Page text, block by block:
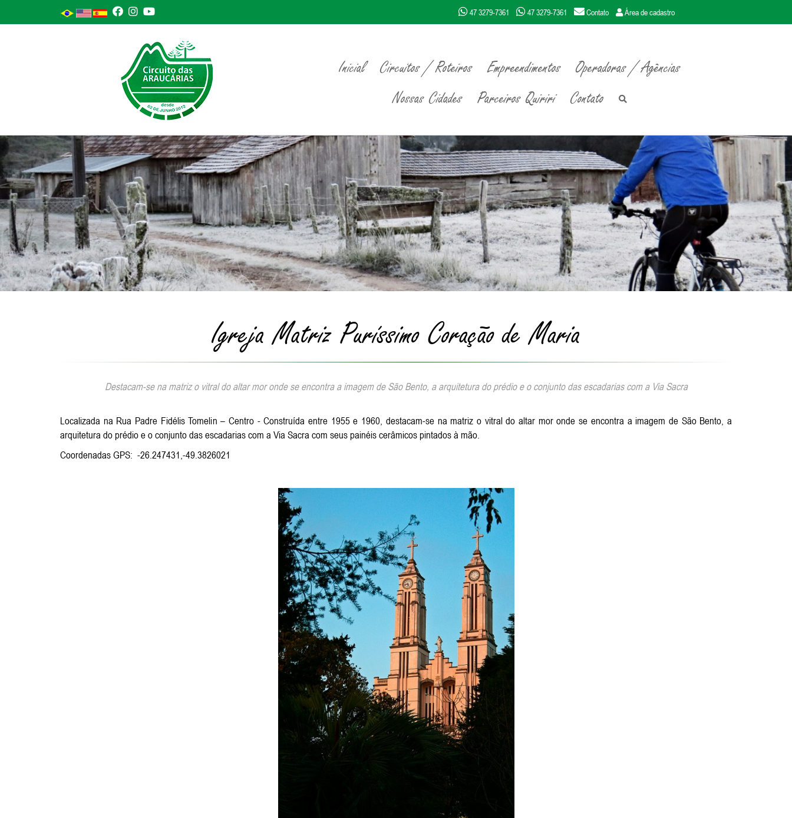
47 3279-7361 47 3279-7361 Contato Área de cadastro
Inicial Circuitos / Roteiros Empreendimentos
Operadoras / Agências
Nossas Cidades
Parceiros Quiriri Contato
Igreja Matriz Puríssimo Coração de Maria
Destacam-se na matriz o vitral do altar mor onde se encontra a imagem de São Bento, a arquitetura do prédio e o conjunto das escadarias com a Via Sacra
Localizada na Rua Padre Fidélis Tomelin – Centro - Construída entre 1955 e 1960, destacam-se na matriz o vitral do altar mor onde se encontra a imagem de São Bento, a
arquitetura do prédio e o conjunto das escadarias com a Via Sacra com seus painéis cerâmicos pintados à mão.
Coordenadas GPS: -26.247431,-49.3826021